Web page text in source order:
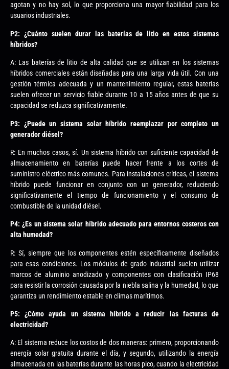
agotan y no hay sol, lo que proporciona una mayor fiabilidad para los
usuarios industriales.
P2: ¿Cuánto suelen durar las baterías de litio en estos sistemas
híbridos?
A: Las baterías de litio de alta calidad que se utilizan en los sistemas
híbridos comerciales están diseñadas para una larga vida útil. Con una
gestión térmica adecuada y un mantenimiento regular, estas baterías
suelen ofrecer un servicio fiable durante 10 a 15 años antes de que su
capacidad se reduzca significativamente.
P3: ¿Puede un sistema solar híbrido reemplazar por completo un
generador diésel?
R: En muchos casos, sí. Un sistema híbrido con suficiente capacidad de
almacenamiento en baterías puede hacer frente a los cortes de
suministro eléctrico más comunes. Para instalaciones críticas, el sistema
híbrido puede funcionar en conjunto con un generador, reduciendo
significativamente el tiempo de funcionamiento y el consumo de
combustible de la unidad diésel.
P4: ¿Es un sistema solar híbrido adecuado para entornos costeros con
alta humedad?
R: Sí, siempre que los componentes estén específicamente diseñados
para esas condiciones. Los módulos de grado industrial suelen utilizar
marcos de aluminio anodizado y componentes con clasificación IP68
para resistir la corrosión causada por la niebla salina y la humedad, lo que
garantiza un rendimiento estable en climas marítimos.
P5: ¿Cómo ayuda un sistema híbrido a reducir las facturas de
electricidad?
A: El sistema reduce los costos de dos maneras: primero, proporcionando
energía solar gratuita durante el día, y segundo, utilizando la energía
almacenada en las baterías durante las horas pico, cuando la electricidad